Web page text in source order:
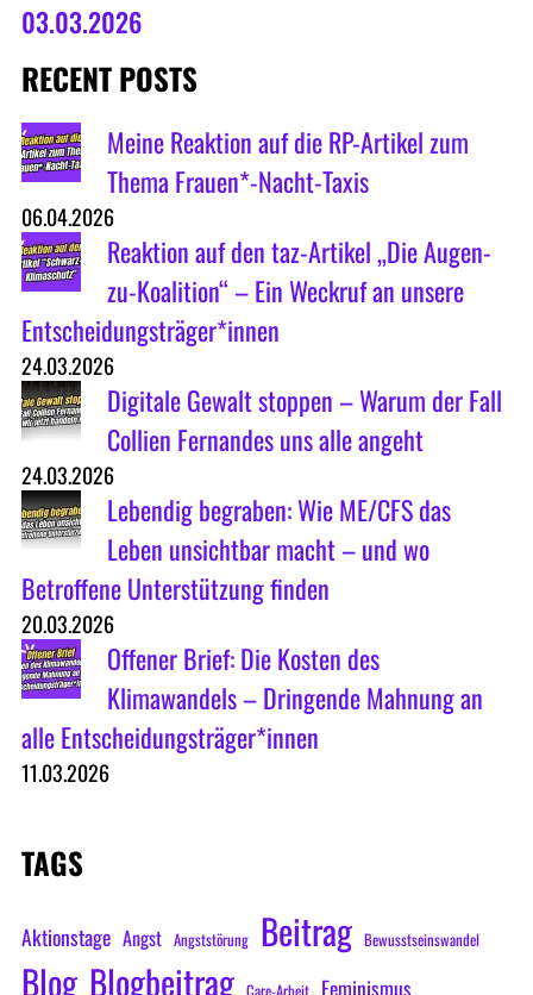
03.03.2026
RECENT POSTS
Meine Reaktion auf die RP-Artikel zum
Thema Frauen*-Nacht-Taxis
06.04.2026
Reaktion auf den taz-Artikel „Die Augen-
zu-Koalition“ – Ein Weckruf an unsere
Entscheidungsträger*innen
24.03.2026
Digitale Gewalt stoppen – Warum der Fall
Collien Fernandes uns alle angeht
24.03.2026
Lebendig begraben: Wie ME/CFS das
Leben unsichtbar macht – und wo
Betroffene Unterstützung finden
20.03.2026
Offener Brief: Die Kosten des
Klimawandels – Dringende Mahnung an
alle Entscheidungsträger*innen
11.03.2026
TAGS
Aktionstage Angst Angststörung Beitrag Bewusstseinswandel
Blog Blogbeitrag
Feminismus